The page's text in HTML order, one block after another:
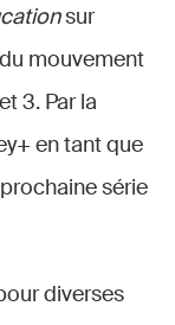
sur
mouvement
3. Par la
en tant que
série
diverses